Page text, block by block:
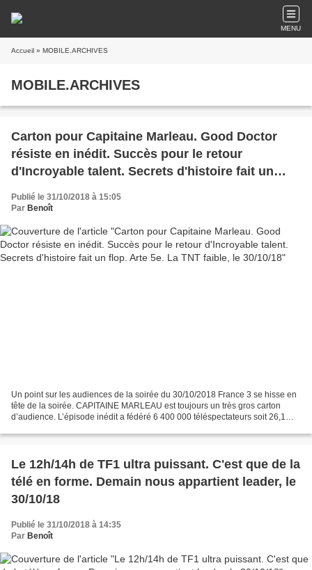
MENU
Accueil » MOBILE.ARCHIVES
MOBILE.ARCHIVES
Carton pour Capitaine Marleau. Good Doctor
résiste en inédit. Succès pour le retour
d'Incroyable talent. Secrets d'histoire fait un
flop. Arte 5e. La TNT faible, le 30/10/18
Publié le 31/10/2018 à 15:05
Par Benoît
Un point sur les audiences de la soirée du 30/10/2018 France 3 se hisse en
tête de la soirée. CAPITAINE MARLEAU est toujours un très gros carton
d’audience. L’épisode inédit a fédéré 6 400 000 téléspectateurs soit 26,1%
Le 12h/14h de TF1 ultra puissant. C'est que de la
télé en forme. Demain nous appartient leader, le
30/10/18
Publié le 31/10/2018 à 14:35
Par Benoît